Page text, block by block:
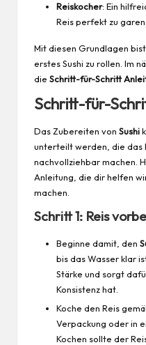
Reiskocher: Ein
Reis perfekt zu garen.
Mit diesen Grundlagen
erstes Sushi zu rollen. Im
die Schritt-für-Schritt
Schritt-für-
Das Zubereiten von Sushi
unterteilt werden, die das
nachvollziehbar machen.
Anleitung, die dir helfen
machen.
Schritt 1: Reis
Beginne damit, den
bis das Wasser klar
Stärke und sorgt
Konsistenz hat.
Koche den Reis
Verpackung oder in
Kochen sollte der